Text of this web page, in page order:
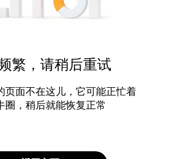
繁，请稍后重试
页面不在这儿，它可能正忙着
圈，稍后就能恢复正常